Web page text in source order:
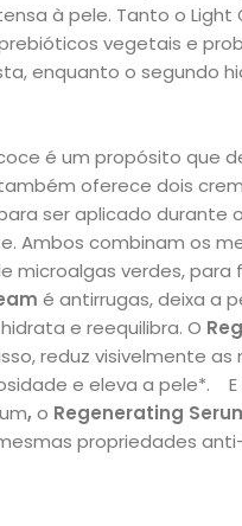
à pele. Tanto o Light
vegetais e
enquanto o segundo
é um propósito que
oferece dois
ser aplicado durante
Ambos combinam os
microalgas verdes, para
é antirrugas, deixa a
e reequilibra. O
reduz visivelmente as
e eleva a pele*. E
, o Regenerating
propriedades